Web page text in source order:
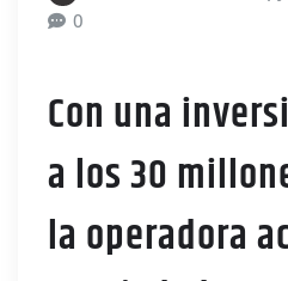
0
Con una
a los 30
la operadora